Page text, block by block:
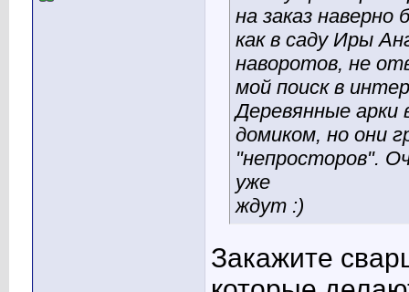
на заказ наверно
как в саду Иры
наворотов, не
мой поиск в
Деревянные арки
домиком, но они
"непросторов".
уже
ждут :)
Закажите